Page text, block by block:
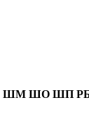
ШМ ШО ШП